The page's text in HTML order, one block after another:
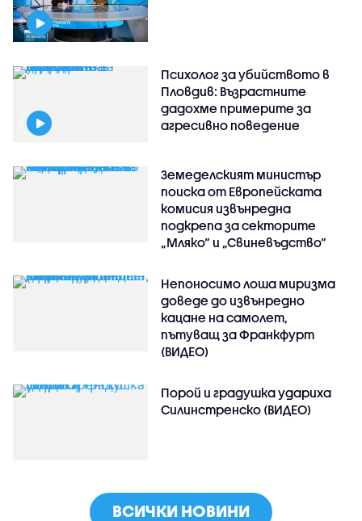
Психолог за убийството в
Пловдив: Възрастните
дадохме примерите за
агресивно поведение
Земеделският министър
поиска от Европейската
комисия извънредна
подкрепа за секторите
„Мляко“ и „Свиневъдство“
Непоносимо лоша миризма
доведе до извънредно
кацане на самолет,
пътуващ за Франкфурт
(ВИДЕО)
Порой и градушка удариха
Силинстренско (ВИДЕО)
ВСИЧКИ НОВИНИ